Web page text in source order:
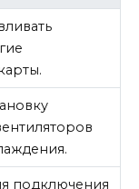
подключения